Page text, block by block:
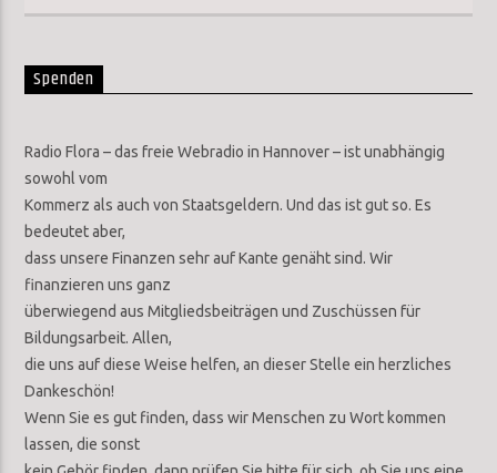
Spenden
Radio Flora – das freie Webradio in Hannover – ist unabhängig
sowohl vom
Kommerz als auch von Staatsgeldern. Und das ist gut so. Es
bedeutet aber,
dass unsere Finanzen sehr auf Kante genäht sind. Wir
finanzieren uns ganz
überwiegend aus Mitgliedsbeiträgen und Zuschüssen für
Bildungsarbeit. Allen,
die uns auf diese Weise helfen, an dieser Stelle ein herzliches
Dankeschön!
Wenn Sie es gut finden, dass wir Menschen zu Wort kommen
lassen, die sonst